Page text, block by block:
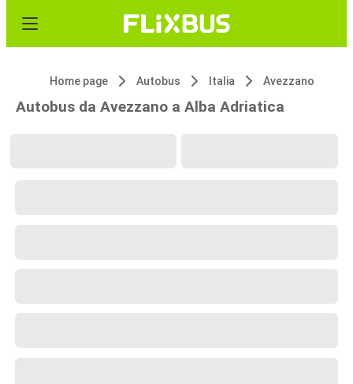
Home page Autobus Italia Avezzano
Autobus da Avezzano a Alba Adriatica